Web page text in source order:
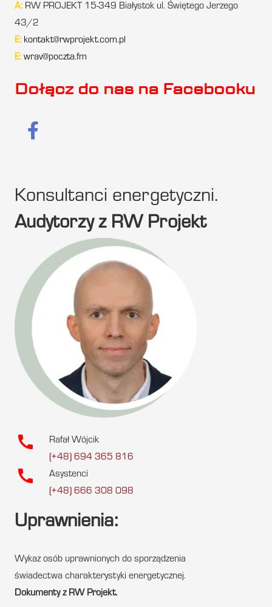
A: RW PROJEKT 15-349 Białystok ul. Świętego Jerzego
43/2
E: kontakt@rwprojekt.com.pl
E: wrav@poczta.fm
Dołącz do nas na Facebooku
Konsultanci energetyczni.
Audytorzy z RW Projekt
call
Rafał Wójcik
(+48) 694 365 816
call
Asystenci
(+48) 666 308 098
Uprawnienia:
Wykaz osób uprawnionych do sporządzenia
świadectwa charakterystyki energetycznej.
Dokumenty z RW Projekt.